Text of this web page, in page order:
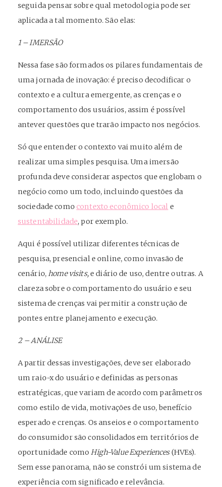
seguida pensar sobre qual metodologia pode ser
aplicada a tal momento. São elas:
1 – IMERSÃO
Nessa fase são formados os pilares fundamentais de
uma jornada de inovação: é preciso decodificar o
contexto e a cultura emergente, as crenças e o
comportamento dos usuários, assim é possível
antever questões que trarão impacto nos negócios.
Só que entender o contexto vai muito além de
realizar uma simples pesquisa. Uma imersão
profunda deve considerar aspectos que englobam o
negócio como um todo, incluindo questões da
sociedade como contexto econômico local e
sustentabilidade, por exemplo.
Aqui é possível utilizar diferentes técnicas de
pesquisa, presencial e online, como invasão de
cenário,home visits,e diário de uso, dentre outras. A
clareza sobre o comportamento do usuário e seu
sistema de crenças vai permitir a construção de
pontes entre planejamento e execução.
2 – ANÁLISE
A partir dessas investigações, deve ser elaborado
um raio-x do usuário e definidas as personas
estratégicas, que variam de acordo com parâmetros
como estilo de vida, motivações de uso, benefício
esperado e crenças. Os anseios e o comportamento
do consumidor são consolidados em territórios de
oportunidade comoHigh-Value Experiences(HVEs).
Sem esse panorama, não se constrói um sistema de
experiência com significado e relevância.